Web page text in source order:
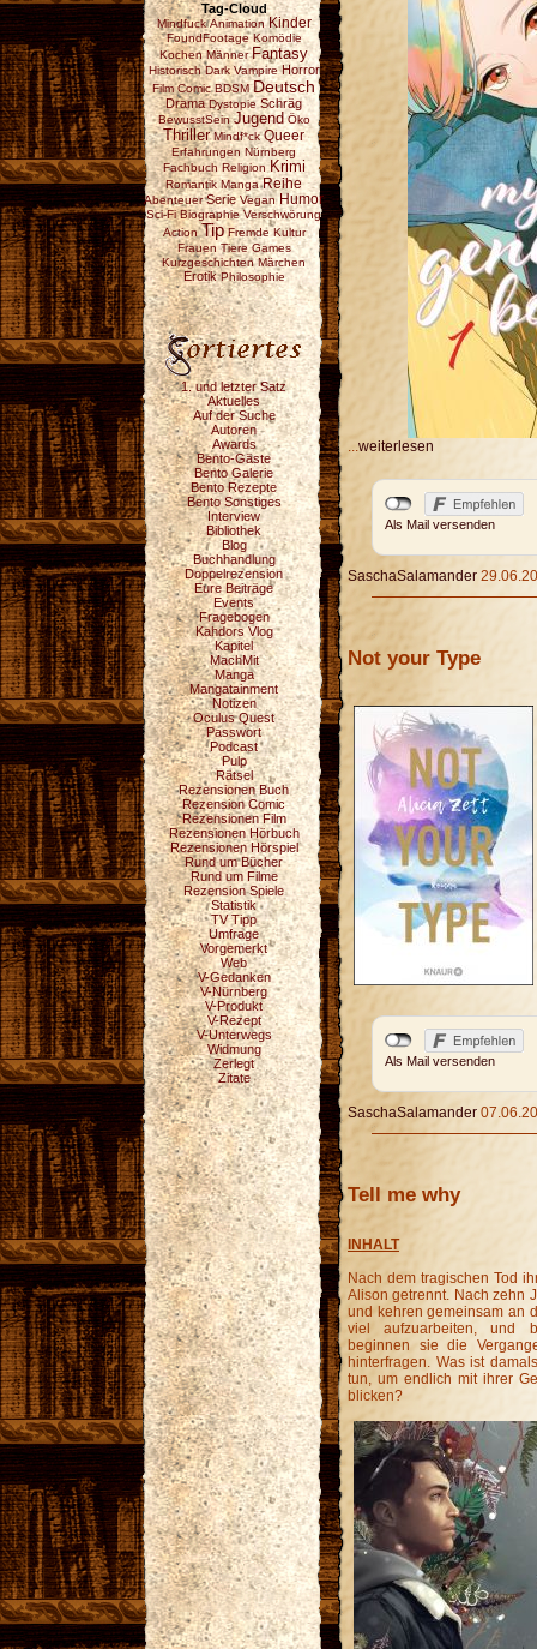
Tag-Cloud
Mindfuck Animation Kinder
FoundFootage Komödie
Kochen Männer Fantasy
Historisch Dark Vampire Horror
Film Comic BDSM Deutsch
Drama Dystopie Schräg
BewusstSein Jugend Öko
Thriller Mindf*ck Queer
Erfahrungen Nürnberg
Fachbuch Religion Krimi
Romantik Manga Reihe
Abenteuer Serie Vegan Humor
Sci-Fi Biographie Verschwörung
Action Tip Fremde Kultur
Frauen Tiere Games
Kurzgeschichten Märchen
Erotik Philosophie
1. und letzter Satz
Aktuelles
Auf der Suche
Autoren
Awards
Bento-Gäste
Bento Galerie
Bento Rezepte
Bento Sonstiges
Interview
Bibliothek
Blog
Buchhandlung
Doppelrezension
Eure Beiträge
Events
Fragebogen
Kahdors Vlog
Kapitel
MachMit
Manga
Mangatainment
Notizen
Oculus Quest
Passwort
Podcast
Pulp
Rätsel
Rezensionen Buch
Rezension Comic
Rezensionen Film
Rezensionen Hörbuch
Rezensionen Hörspiel
Rund um Bücher
Rund um Filme
Rezension Spiele
Statistik
TV Tipp
Umfrage
Vorgemerkt
Web
V-Gedanken
V-Nürnberg
V-Produkt
V-Rezept
V-Unterwegs
Widmung
Zerlegt
Zitate
...weiterlesen
Als Mail versenden
SaschaSalamander
Not your Type
Als Mail versenden
SaschaSalamander
Tell me why
INHALT
Nach dem tragischen Tod
Alison getrennt. Nach zehn
und kehren gemeinsam an
viel aufzuarbeiten, und
beginnen sie die
hinterfragen. Was ist
tun, um endlich mit ihrer
blicken?